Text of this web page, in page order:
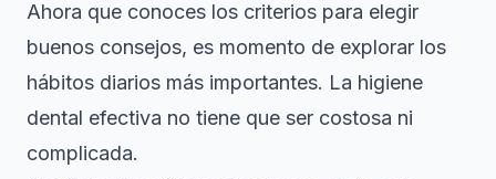
Ahora que conoces los criterios para elegir
buenos consejos, es momento de explorar los
hábitos diarios más importantes. La higiene
dental efectiva no tiene que ser costosa ni
complicada.